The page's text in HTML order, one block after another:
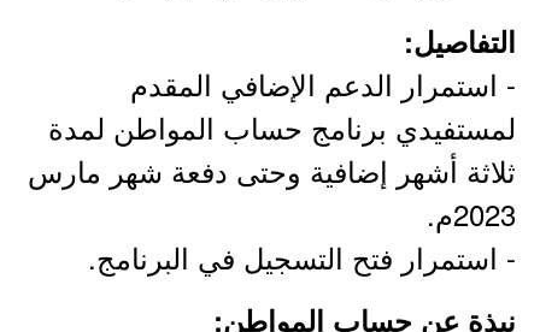
التفاصيل:
- استمرار الدعم الإضافي المقدم
لمستفيدي برنامج حساب المواطن لمدة
ثلاثة أشهر إضافية وحتى دفعة شهر مارس
2023م.
- استمرار فتح التسجيل في البرنامج.
نبذة عن حساب المواطن: